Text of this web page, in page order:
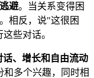
避。当关系变得困
相反，说"这很困
些对话。
话、增长和自由流动
多个兴趣，同时相